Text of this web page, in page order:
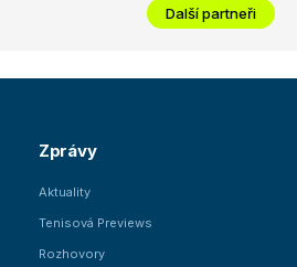
Další partneři
Zprávy
Aktuality
Tenisová Previews
Rozhovory